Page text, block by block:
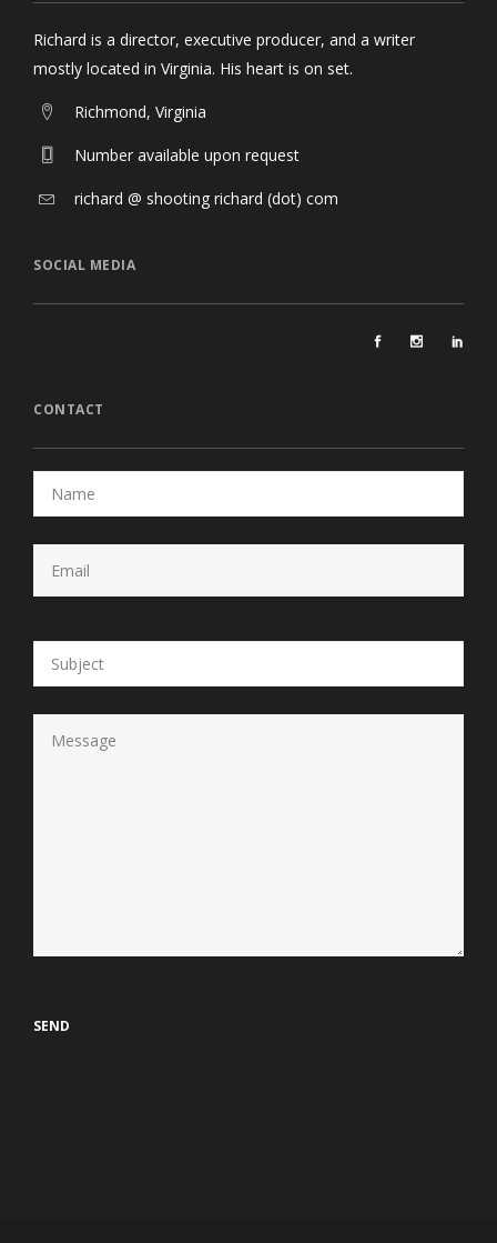
Richard is a director, executive producer, and a writer
mostly located in Virginia. His heart is on set.
Richmond, Virginia
Number available upon request
richard @ shooting richard (dot) com
SOCIAL MEDIA
CONTACT